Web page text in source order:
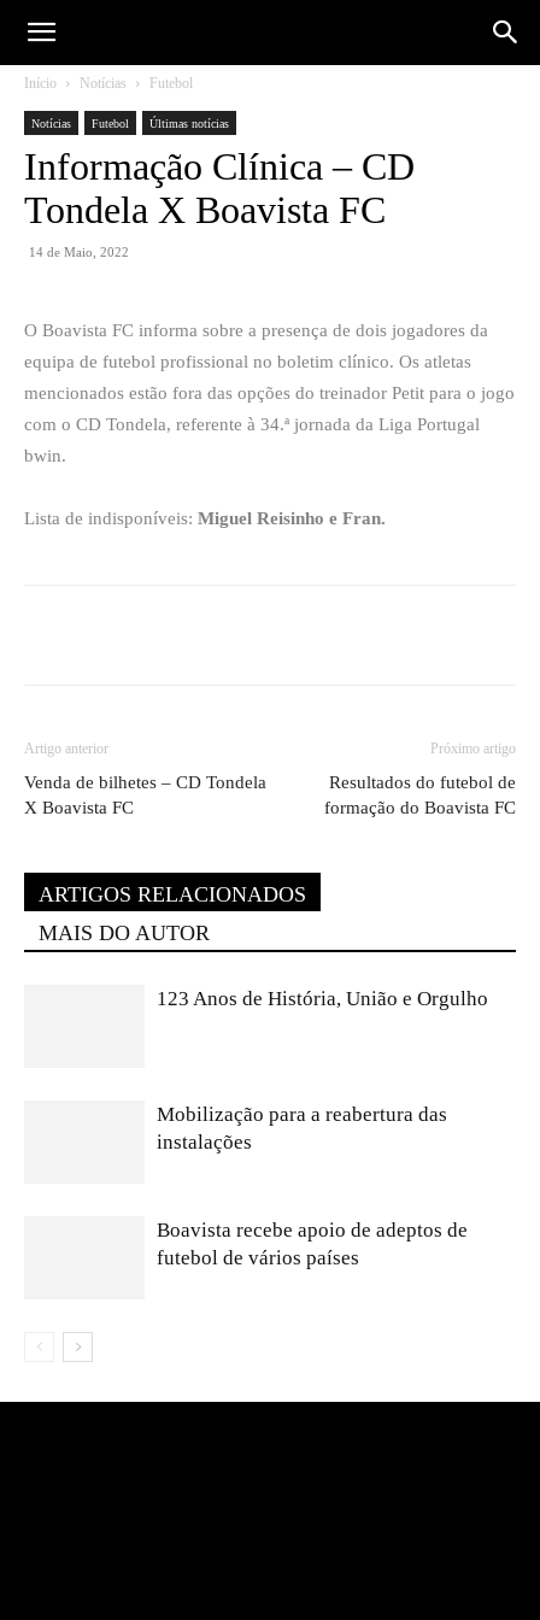
Início Notícias Futebol
Notícias Futebol Últimas notícias
Informação Clínica – CD
Tondela X Boavista FC
14 de Maio, 2022
O Boavista FC informa sobre a presença de dois jogadores da
equipa de futebol profissional no boletim clínico. Os atletas
mencionados estão fora das opções do treinador Petit para o jogo
com o CD Tondela, referente à 34.ª jornada da Liga Portugal
bwin.
Lista de indisponíveis: Miguel Reisinho e Fran.
Artigo anterior
Venda de bilhetes – CD Tondela
X Boavista FC
Próximo artigo
Resultados do futebol de
formação do Boavista FC
ARTIGOS RELACIONADOS
MAIS DO AUTOR
123 Anos de História, União e Orgulho
Mobilização para a reabertura das
instalações
Boavista recebe apoio de adeptos de
futebol de vários países